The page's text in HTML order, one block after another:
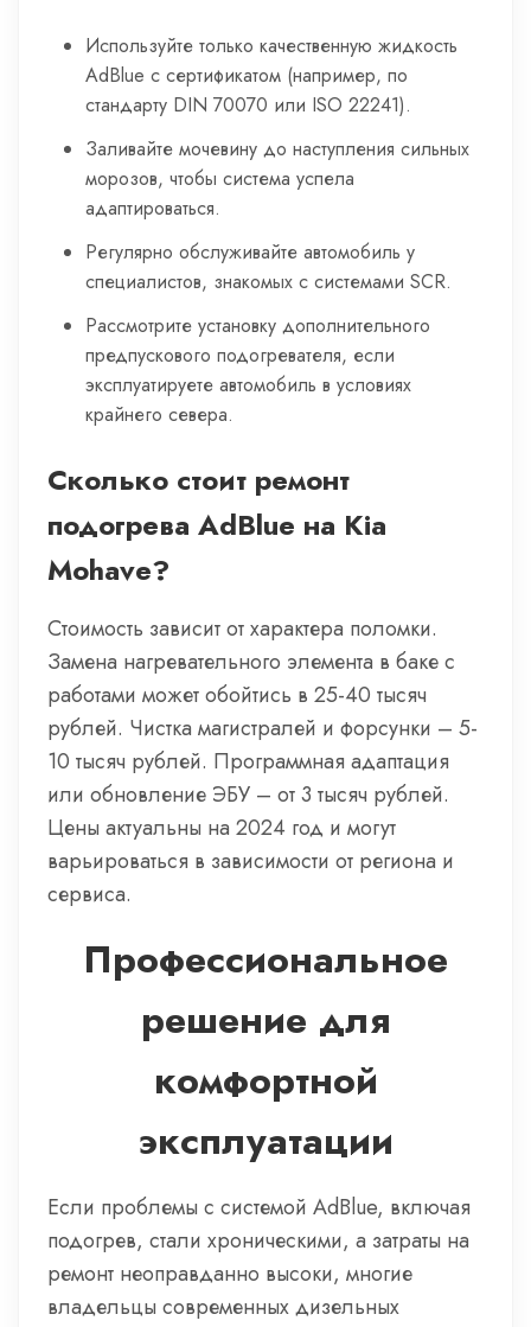
Используйте только качественную жидкость
AdBlue с сертификатом (например, по
стандарту DIN 70070 или ISO 22241).
Заливайте мочевину до наступления сильных
морозов, чтобы система успела
адаптироваться.
Регулярно обслуживайте автомобиль у
специалистов, знакомых с системами SCR.
Рассмотрите установку дополнительного
предпускового подогревателя, если
эксплуатируете автомобиль в условиях
крайнего севера.
Сколько стоит ремонт
подогрева AdBlue на Kia
Mohave?
Стоимость зависит от характера поломки.
Замена нагревательного элемента в баке с
работами может обойтись в 25-40 тысяч
рублей. Чистка магистралей и форсунки – 5-
10 тысяч рублей. Программная адаптация
или обновление ЭБУ – от 3 тысяч рублей.
Цены актуальны на 2024 год и могут
варьироваться в зависимости от региона и
сервиса.
Профессиональное
решение для
комфортной
эксплуатации
Если проблемы с системой AdBlue, включая
подогрев, стали хроническими, а затраты на
ремонт неоправданно высоки, многие
владельцы современных дизельных